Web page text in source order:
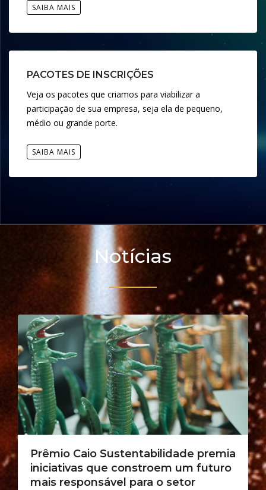
SAIBA MAIS
PACOTES DE INSCRIÇÕES
Veja os pacotes que criamos para viabilizar a
participação de sua empresa, seja ela de pequeno,
médio ou grande porte.
SAIBA MAIS
Notícias
Prêmio Caio Sustentabilidade premia
iniciativas que constroem um futuro
mais responsável para o setor